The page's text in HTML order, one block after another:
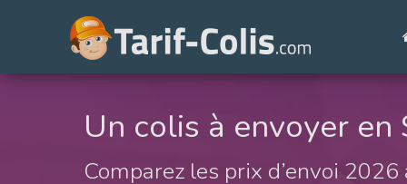
Un colis à envoyer en
Comparez les prix d’envoi